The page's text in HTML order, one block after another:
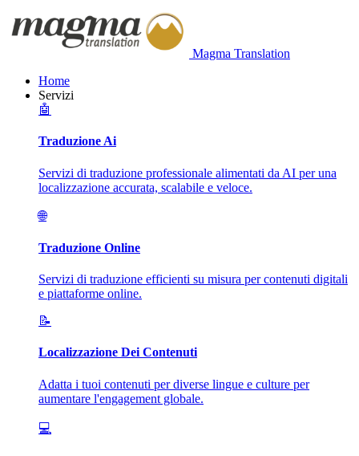
Magma Translation
Home
Servizi
🤖
Traduzione Ai
Servizi di traduzione professionale alimentati da AI per una
localizzazione accurata, scalabile e veloce.
🌐
Traduzione Online
Servizi di traduzione efficienti su misura per contenuti digitali
e piattaforme online.
📝
Localizzazione Dei Contenuti
Adatta i tuoi contenuti per diverse lingue e culture per
aumentare l'engagement globale.
💻